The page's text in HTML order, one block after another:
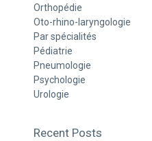
Orthopédie
Oto-rhino-laryngologie
Par spécialités
Pédiatrie
Pneumologie
Psychologie
Urologie
Recent Posts